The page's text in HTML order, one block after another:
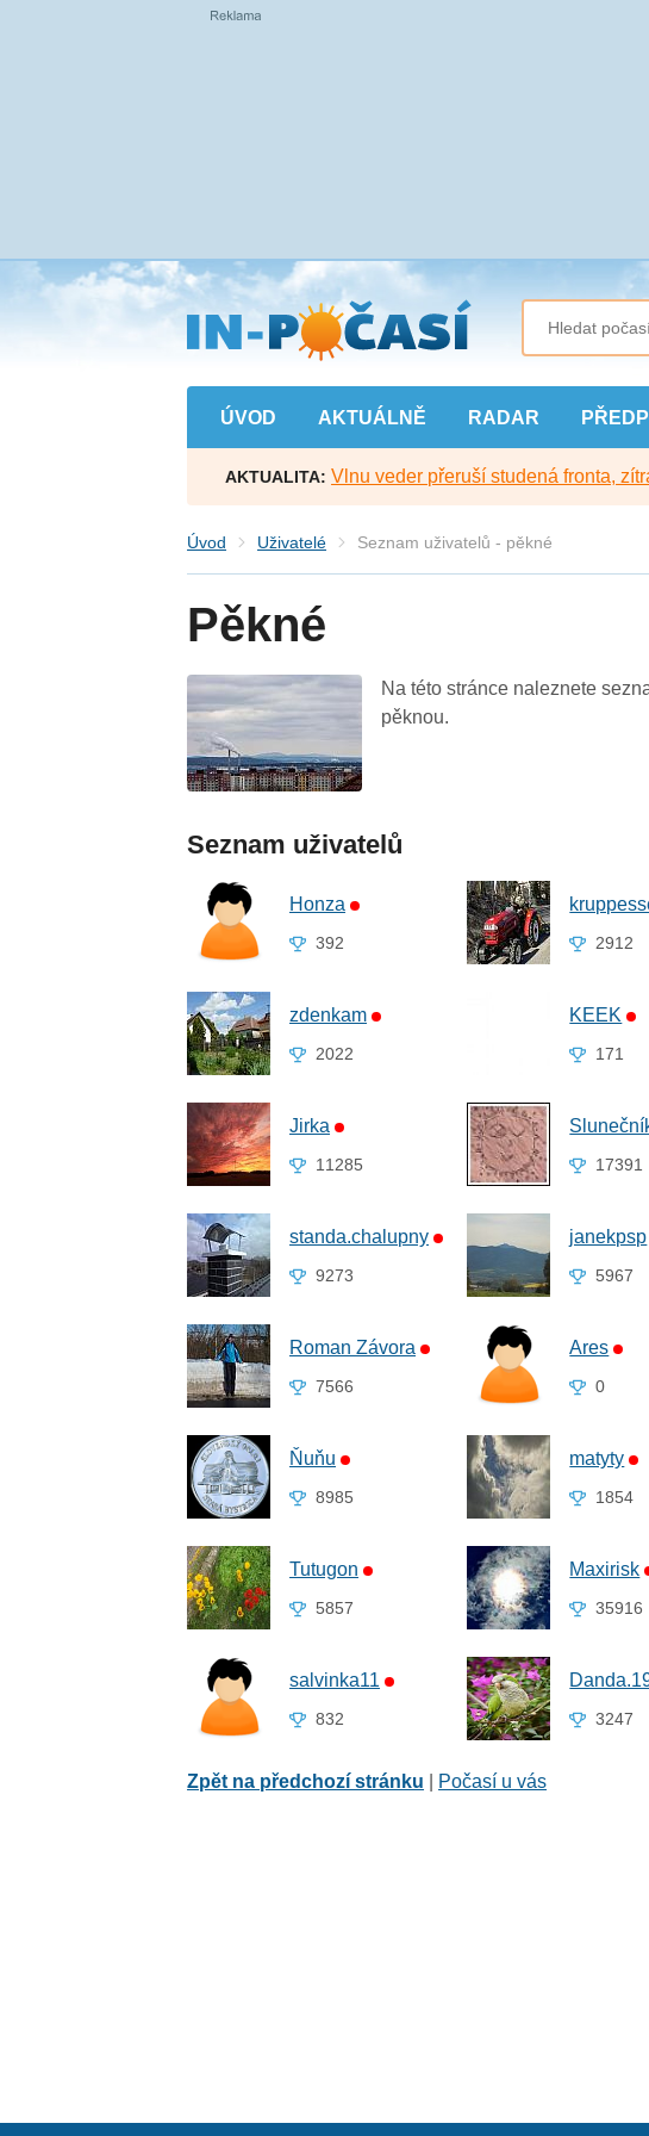
Přejít
na
hlavní
obsah
ÚVOD AKTUÁLNĚ RADAR
AKTUALITA: Vlnu veder přeruší studená fronta,
Úvod Uživatelé Seznam uživatelů - pěkné
Pěkné
Na této stránce naleznete
pěknou.
Seznam uživatelů
Honza
392 2912
zdenkam
2022
KEEK
171
Jirka
11285 17391
standa.chalupny
9273
janekpsp
5967
Roman Závora
7566
Ares
0
Ňuňu
8985
matyty
1854
Tutugon
5857
Maxirisk
35916
salvinka11
832 3247
Zpět na předchozí stránku Počasí u vás